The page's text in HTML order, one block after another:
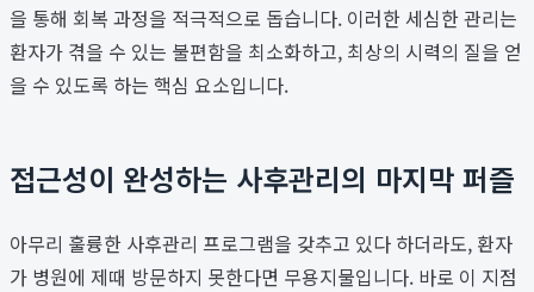
을 통해 회복 과정을 적극적으로 돕습니다. 이러한 세심한 관리는
환자가 겪을 수 있는 불편함을 최소화하고, 최상의 시력의 질을 얻
을 수 있도록 하는 핵심 요소입니다.
접근성이 완성하는 사후관리의 마지막 퍼즐
아무리 훌륭한 사후관리 프로그램을 갖추고 있다 하더라도, 환자
가 병원에 제때 방문하지 못한다면 무용지물입니다. 바로 이 지점